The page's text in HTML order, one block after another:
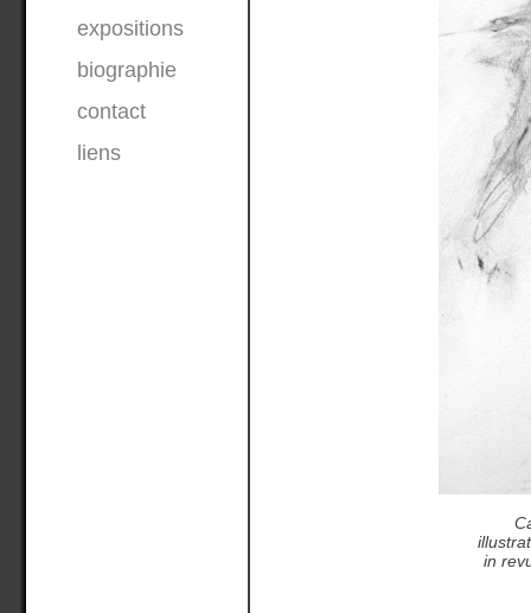
expositions
biographie
contact
liens
in